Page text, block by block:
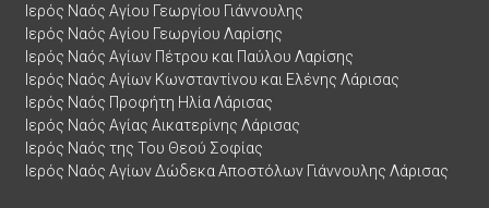
Ιερός Ναός Αγίου Γεωργίου Γιάννουλης
Ιερός Ναός Αγίου Γεωργίου Λαρίσης
Ιερός Ναός Αγίων Πέτρου και Παύλου Λαρίσης
Ιερός Ναός Αγίων Κωνσταντίνου και Ελένης Λάρισας
Ιερός Ναός Προφήτη Ηλία Λάρισας
Ιερός Ναός Αγίας Αικατερίνης Λάρισας
Ιερός Ναός της Του Θεού Σοφίας
Ιερός Ναός Αγίων Δώδεκα Αποστόλων Γιάννουλης Λάρισας